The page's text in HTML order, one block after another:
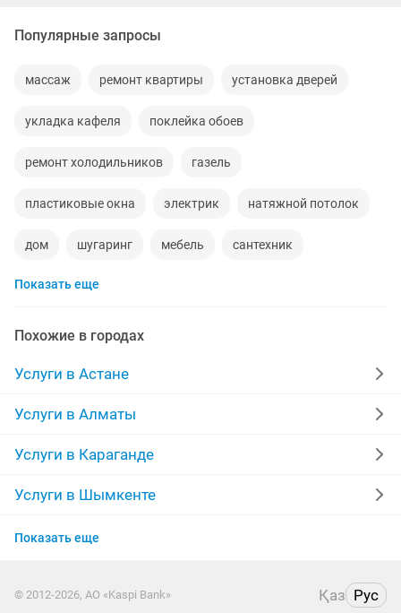
Популярные запросы
массаж ремонт квартиры установка дверей
укладка кафеля поклейка обоев
ремонт холодильников газель
пластиковые окна электрик натяжной потолок
дом шугаринг мебель сантехник
сиделки
москитные сетки
ремонт стиральных машин
грузоперевозки газель
реставрация мебели
ремонт компьютер
Показать еще
Похожие в городах
Услуги в Астане
Услуги в Алматы
Услуги в Караганде
Услуги в Шымкенте
Услуги в Актобе
Показать еще
© 2012-2026, АО «Kaspi Bank» Қаз Рус